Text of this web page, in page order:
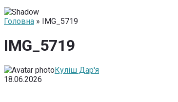
Головна » IMG_5719
IMG_5719
Куліш Дар'я
18.06.2026